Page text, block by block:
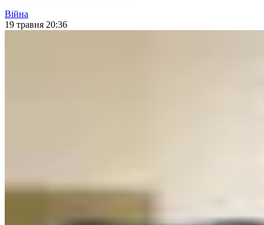
Війна
19 травня 20:36